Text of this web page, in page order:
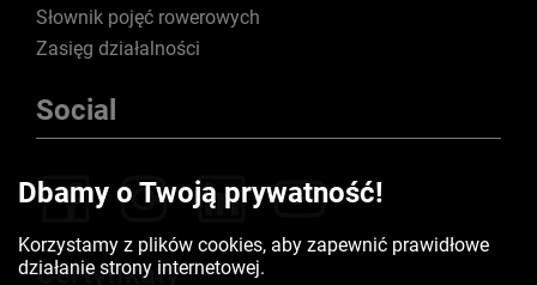
Słownik pojęć rowerowych
Zasięg działalności
Social
Certyfikaty
Dbamy o Twoją prywatność!
Korzystamy z plików cookies, aby zapewnić prawidłowe
działanie strony internetowej.